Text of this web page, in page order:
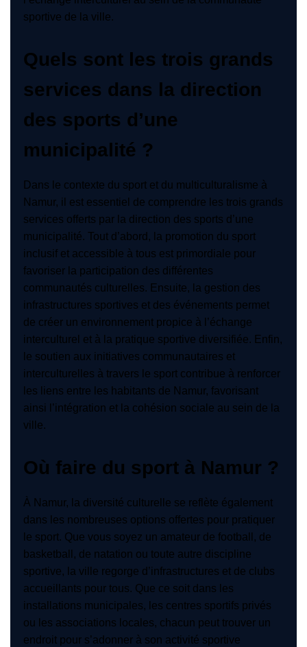
sportive de la ville.
Quels sont les trois grands
services dans la direction
des sports d’une
municipalité ?
Dans le contexte du sport et du multiculturalisme à
Namur, il est essentiel de comprendre les trois grands
services offerts par la direction des sports d’une
municipalité. Tout d’abord, la promotion du sport
inclusif et accessible à tous est primordiale pour
favoriser la participation des différentes
communautés culturelles. Ensuite, la gestion des
infrastructures sportives et des événements permet
de créer un environnement propice à l’échange
interculturel et à la pratique sportive diversifiée. Enfin,
le soutien aux initiatives communautaires et
interculturelles à travers le sport contribue à renforcer
les liens entre les habitants de Namur, favorisant
ainsi l’intégration et la cohésion sociale au sein de la
ville.
Où faire du sport à Namur ?
À Namur, la diversité culturelle se reflète également
dans les nombreuses options offertes pour pratiquer
le sport. Que vous soyez un amateur de football, de
basketball, de natation ou toute autre discipline
sportive, la ville regorge d’infrastructures et de clubs
accueillants pour tous. Que ce soit dans les
installations municipales, les centres sportifs privés
ou les associations locales, chacun peut trouver un
endroit pour s’adonner à son activité sportive